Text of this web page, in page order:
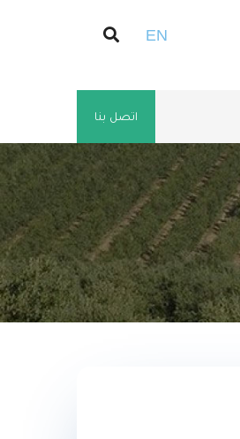
EN
اتصل بنا